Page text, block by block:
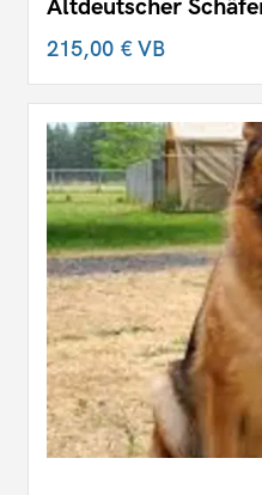
Altdeutscher
215,00 €VB